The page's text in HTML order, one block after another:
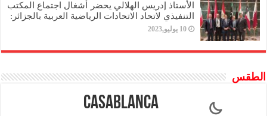
الأستاذ إدريس الهلالي يحضر أشغال اجتماع المكتب
التنفيذي لاتحاد الاتحادات الرياضية العربية بالجزائر:
10 يوليو,2023
الطقس
Casablanca